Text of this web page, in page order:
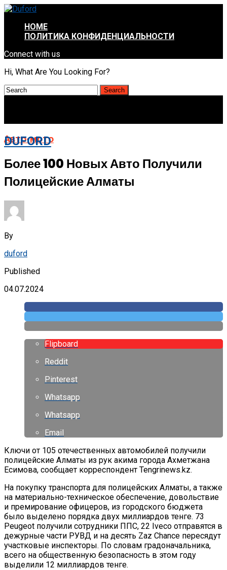
HOME
ПОЛИТИКА КОНФИДЕНЦИАЛЬНОСТИ
Connect with us
Hi, What Are You Looking For?
DUFORD
Авто-мото
Более 100 Новых Авто Получили
Полицейские Алматы
By
duford
Published
04.07.2024
Flipboard
Reddit
Pinterest
Whatsapp
Whatsapp
Email
Ключи от 105 отечественных автомобилей получили
полицейские Алматы из рук акима города Ахметжана
Есимова, сообщает корреспондент Tengrinews.kz.
На покупку транспорта для полицейских Алматы, а также
на материально-техническое обеспечение, довольствие
и премирование офицеров, из городского бюджета
было выделено порядка двух миллиардов тенге. 73
Peugeot получили сотрудники ППС, 22 Iveco отправятся в
дежурные части РУВД и на десять Zaz Chance пересядут
участковые инспекторы. По словам градоначальника,
всего на общественную безопасность в этом году
выделили 12 миллиардов тенге.